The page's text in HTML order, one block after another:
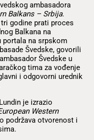
ambasadora
Balkans –Srbija.
godine prati proces
Balkana na
portala na srpskom
Švedske, govorili
Švedske u
tima za vođenje
i odgovorni urednik
je izrazio
Western
podržava otvorenost i